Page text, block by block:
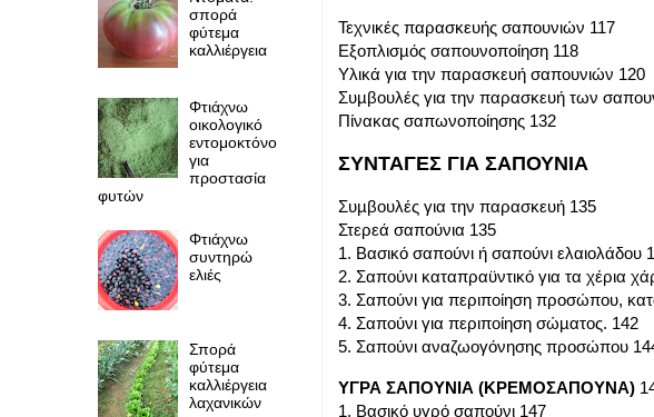
Τεχνικές παρασκευής σαπουνιών 117
Εξοπλισµός σαπουνοποίηση 118
Υλικά για την παρασκευή σαπουνιών 120
Συµβουλές για την παρασκευή των
Πίνακας σαπωνοποίησης 132
ΣΥΝΤΑΓΕΣ ΓΙΑ ΣΑΠΟΥΝΙΑ
Συµβουλές για την παρασκευή 135
Στερεά σαπούνια 135
1. Βασικό σαπούνι ή σαπούνι ελαιολάδου
2. Σαπούνι καταπραϋντικό για τα χέρια
3. Σαπούνι για περιποίηση προσώπου,
4. Σαπούνι για περιποίηση σώµατος. 142
5. Σαπούνι αναζωογόνησης προσώπου
ΥΓΡΑ ΣΑΠΟΥΝΙΑ (ΚΡΕΜΟΣΑΠΟΥΝΑ)
1. Βασικό υγρό σαπούνι 147
σπορά
φύτεμα
καλλιέργεια
Φτιάχνω
οικολογικό
εντομοκτόνο
για
προστασία
φυτών
Φτιάχνω
συντηρώ
ελιές
Σπορά
φύτεμα
καλλιέργεια
λαχανικών